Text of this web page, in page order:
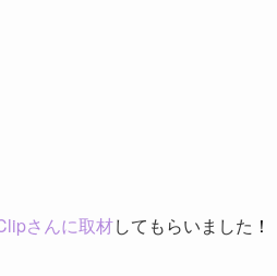
さんに取材してもらいました ！